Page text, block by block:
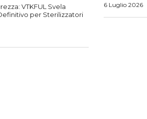
VTKFUL Svela
per Sterilizzatori
6 Luglio 2026